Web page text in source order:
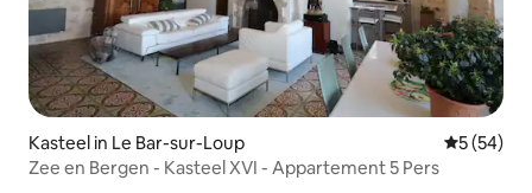
Kasteel in Le Bar-sur-Loup
5 (54)
Zee en Bergen - Kasteel XVI - Appartement 5 Pers